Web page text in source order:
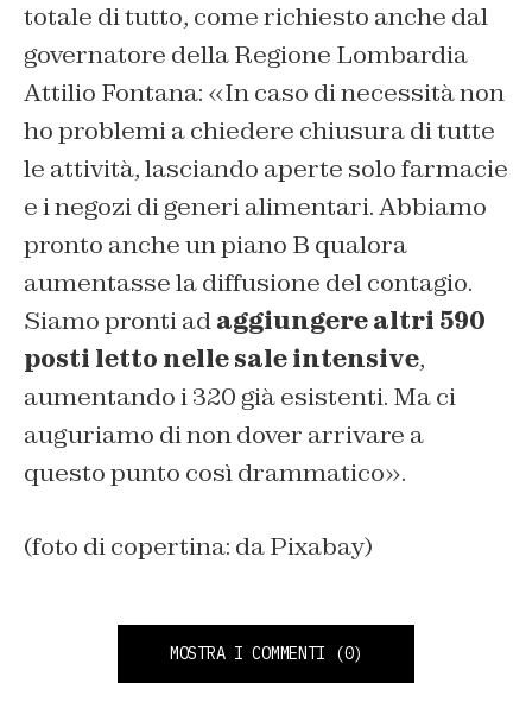
totale di tutto, come richiesto anche dal
governatore della Regione Lombardia
Attilio Fontana: «In caso di necessità non
ho problemi a chiedere chiusura di tutte
le attività, lasciando aperte solo farmacie
e i negozi di generi alimentari. Abbiamo
pronto anche un piano B qualora
aumentasse la diffusione del contagio.
Siamo pronti adaggiungere altri 590
posti letto nelle sale intensive,
aumentando i 320 già esistenti. Ma ci
auguriamo di non dover arrivare a
questo punto così drammatico».
(foto di copertina: da Pixabay)
MOSTRA I COMMENTI (0)